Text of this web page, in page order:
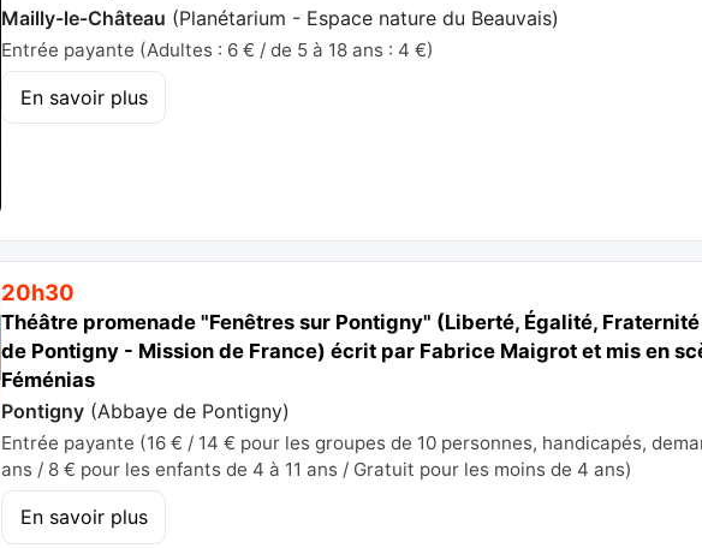
Mailly-le-Château (Planétarium - Espace nature du Beauvais)
Entrée payante (Adultes : 6 € / de 5 à 18 ans : 4 €)
En savoir plus
20h30
Théâtre promenade "Fenêtres sur Pontigny" (Liberté, Égalité,
de Pontigny - Mission de France) écrit par Fabrice Maigrot et mis en
Féménias
Pontigny (Abbaye de Pontigny)
Entrée payante (16 € / 14 € pour les groupes de 10 personnes, handicapés,
ans / 8 € pour les enfants de 4 à 11 ans / Gratuit pour les moins de 4 ans)
En savoir plus